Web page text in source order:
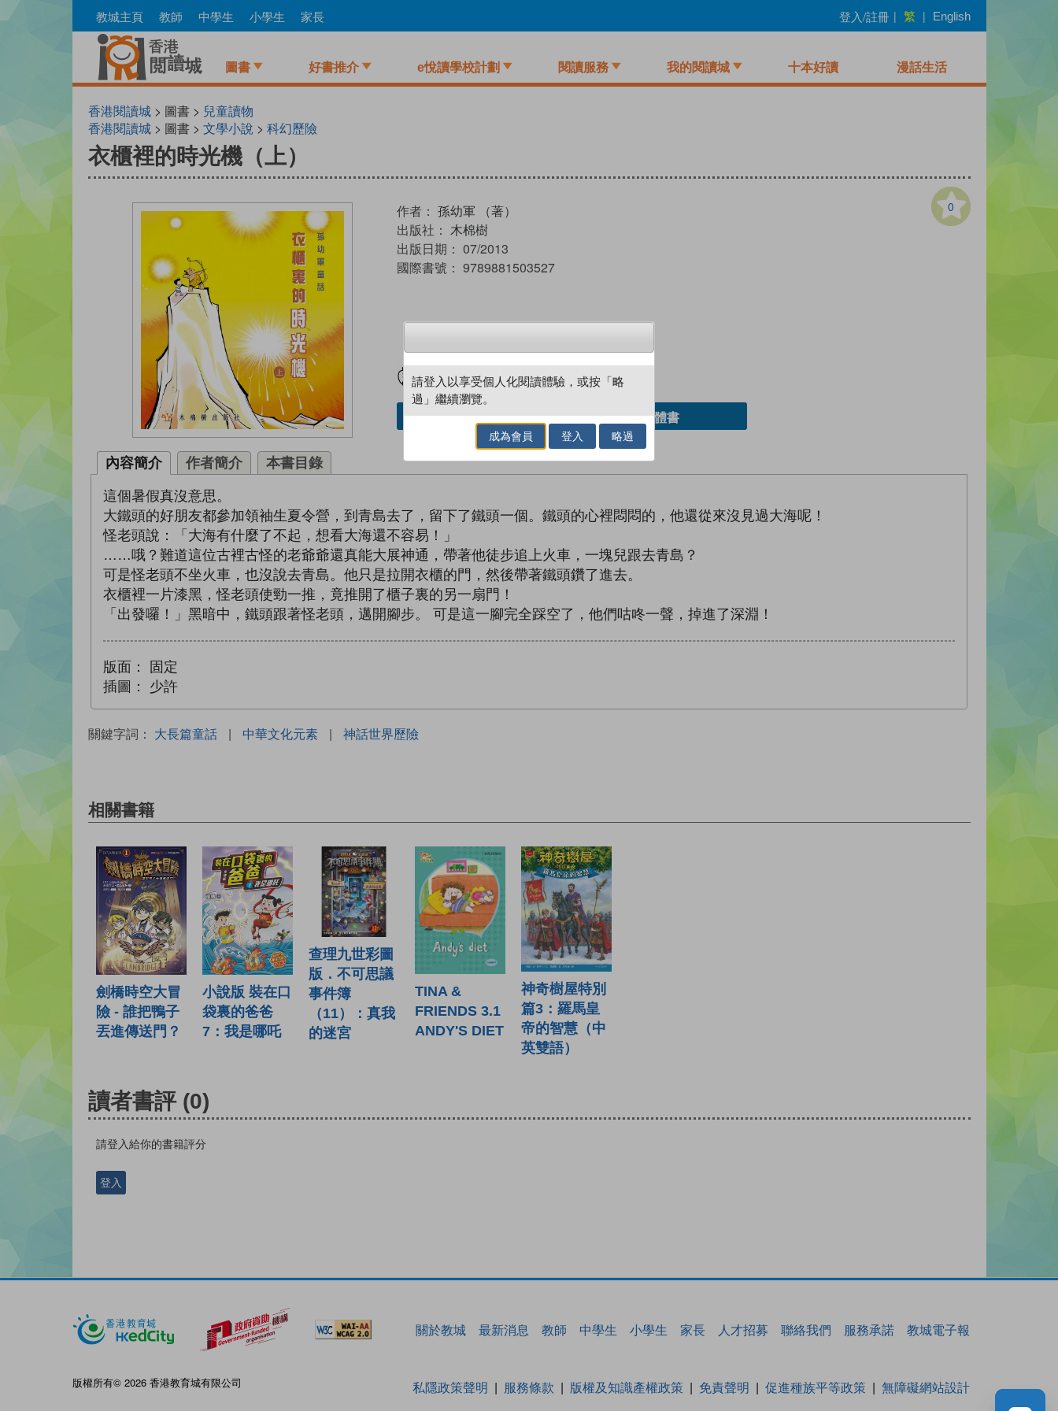
to
教城主頁 教師 中學生 小學生 家長 登入/註冊 | 繁 | English
圖書 好書推介 e悅讀學校計劃 閱讀服務 我的閱讀城 十本好讀 漫話生活
香港閱讀城> 圖書 > 兒童讀物
香港閱讀城> 圖書 > 文學小說 > 科幻歷險
衣櫃裡的時光機（上）
0
作者： 孫幼軍 （著）
出版社： 木棉樹
出版日期： 07/2013
國際書號： 9789881503527
試閲 加入閱讀紀錄
加入／閱讀電子書 借閱實體書
內容簡介 作者簡介 本書目錄
這個暑假真沒意思。
大鐵頭的好朋友都參加領袖生夏令營，到青島去了，留下了鐵頭一個。鐵頭的心裡悶悶的，他還從來沒見過大海呢！
怪老頭說：「大海有什麼了不起，想看大海還不容易！」
……哦？難道這位古裡古怪的老爺爺還真能大展神通，帶著他徒步追上火車，一塊兒跟去青島？
可是怪老頭不坐火車，也沒說去青島。他只是拉開衣櫃的門，然後帶著鐵頭鑽了進去。
衣櫃裡一片漆黑，怪老頭使勁一推，竟推開了櫃子裏的另一扇門！
「出發囉！」黑暗中，鐵頭跟著怪老頭，邁開腳步。 可是這一腳完全踩空了，他們咕咚一聲，掉進了深淵！
版面：
固定
插圖：
少許
關鍵字詞： 大長篇童話 | 中華文化元素 | 神話世界歷險
相關書籍
劍橋時空大冒
險 - 誰把鴨子
丟進傳送門？
小說版 裝在口
袋裏的爸爸
7：我是哪吒
查理九世彩圖
版．不可思議
事件簿
（11）：真我
的迷宮
TINA &
FRIENDS 3.1
ANDY'S DIET
神奇樹屋特別
篇3：羅馬皇
帝的智慧（中
英雙語）
讀者書評 (0)
請登入給你的書籍評分
登入
關於教城 最新消息 教師 中學生 小學生 家長 人才招募 聯絡我們 服務承諾 教城電子報
版權所有© 2026 香港教育城有限公司 私隱政策聲明 服務條款 版權及知識產權政策 免責聲明 促進種族平等政策 無障礙網站設計
請登入以享受個人化閱讀體驗，或按「略
過」繼續瀏覽。
成為會員 登入 略過